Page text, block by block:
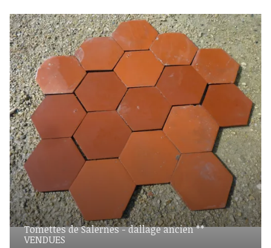
Tomettes de Salernes - dallage ancien **
VENDUES